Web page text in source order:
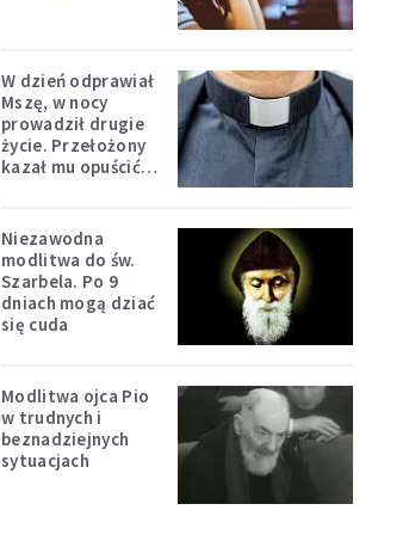
W dzień odprawiał
Mszę, w nocy
prowadził drugie
życie. Przełożony
kazał mu opuścić
Niezawodna
modlitwa do św.
Szarbela. Po 9
dniach mogą dziać
się cuda
Modlitwa ojca Pio
w trudnych i
beznadziejnych
sytuacjach